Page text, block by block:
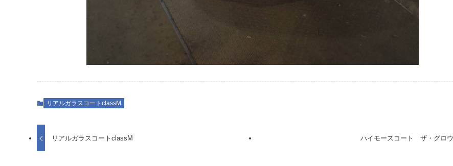
リアルガラスコートclassM
リアルガラスコートclassM ハイモースコート ザ・グロウ